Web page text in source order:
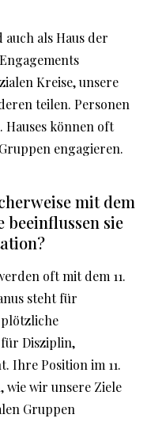
auch als Haus der
Kreise, unsere
teilen. Personen
Hauses können oft
engagieren.
mit dem
beeinflussen sie
oft mit dem 11.
steht für
Disziplin,
Ihre Position im 11.
wie wir unsere Ziele
Gruppen